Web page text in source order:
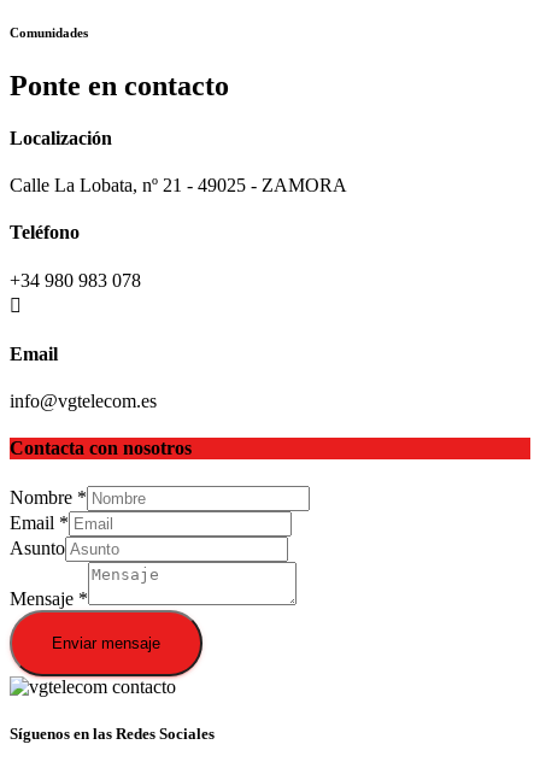
Comunidades
Ponte en contacto
Localización
Calle La Lobata, nº 21 - 49025 - ZAMORA
Teléfono
+34 980 983 078
Email
info@vgtelecom.es
Contacta con nosotros
Nombre *
Email *
Asunto
Mensaje *
Enviar mensaje
Síguenos en las Redes Sociales